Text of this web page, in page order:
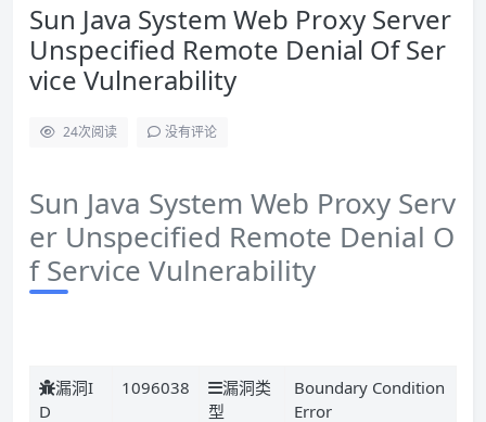
Sun Java System Web Proxy Server
Unspecified Remote Denial Of Ser
vice Vulnerability
24次阅读 没有评论
Sun Java System Web Proxy Serv
er Unspecified Remote Denial O
f Service Vulnerability
漏洞I
D
1096038
漏洞类
型
Boundary Condition
Error